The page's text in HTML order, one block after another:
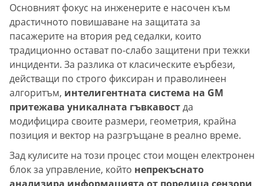
Основният фокус на инженерите е насочен към
драстичното повишаване на защитата за
пасажерите на втория ред седалки, които
традиционно остават по-слабо защитени при тежки
инциденти. За разлика от класическите еърбези,
действащи по строго фиксиран и праволинеен
алгоритъм, интелигентната система на GM
притежава уникалната гъвкавостда
модифицира своите размери, геометрия, крайна
позиция и вектор на разгръщане в реално време.
Зад кулисите на този процес стои мощен електронен
блок за управление, който непрекъснато